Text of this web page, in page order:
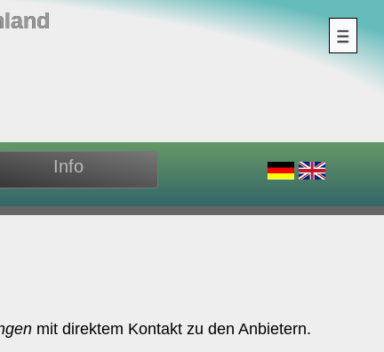
Info
mit direktem Kontakt zu den Anbietern.